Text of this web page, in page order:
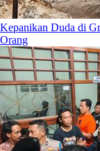
Kepanikan Duda di
Orang